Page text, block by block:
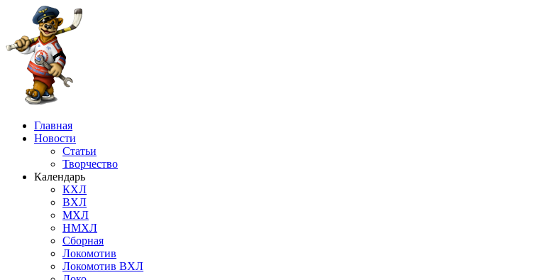
Главная
Новости
Статьи
Творчество
Календарь
КХЛ
ВХЛ
МХЛ
НМХЛ
Сборная
Локомотив
Локомотив ВХЛ